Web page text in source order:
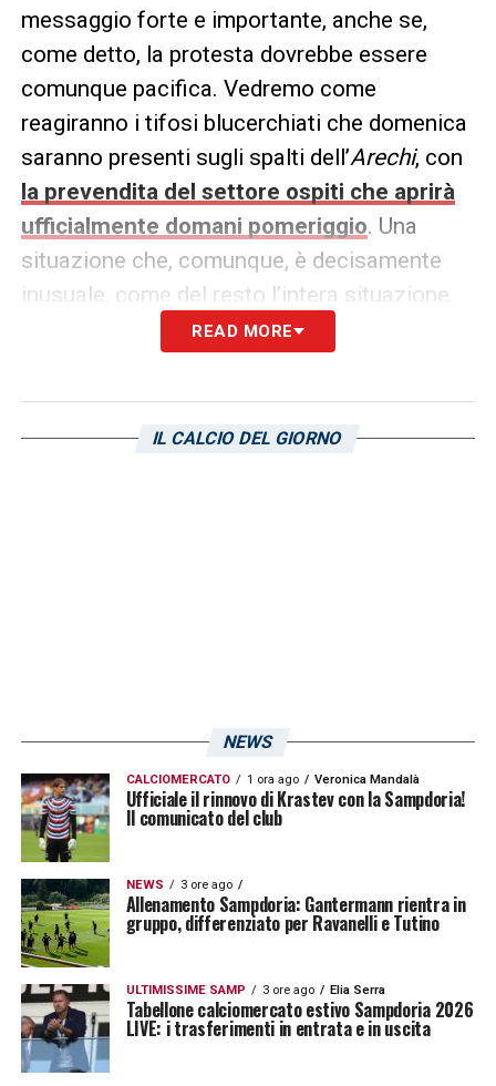
messaggio forte e importante, anche se,
come detto, la protesta dovrebbe essere
comunque pacifica. Vedremo come
reagiranno i tifosi blucerchiati che domenica
saranno presenti sugli spalti dell’Arechi, con
la prevendita del settore ospiti che aprirà
ufficialmente domani pomeriggio. Una
situazione che, comunque, è decisamente
inusuale, come del resto l’intera situazione.
READ MORE
IL CALCIO DEL GIORNO
NEWS
CALCIOMERCATO 1 ora ago Veronica Mandalà
Ufficiale il rinnovo di Krastev con la Sampdoria!
Il comunicato del club
NEWS 3 ore ago
Allenamento Sampdoria: Gantermann rientra in
gruppo, differenziato per Ravanelli e Tutino
ULTIMISSIME SAMP 3 ore ago Elia Serra
Tabellone calciomercato estivo Sampdoria 2026
LIVE: i trasferimenti in entrata e in uscita